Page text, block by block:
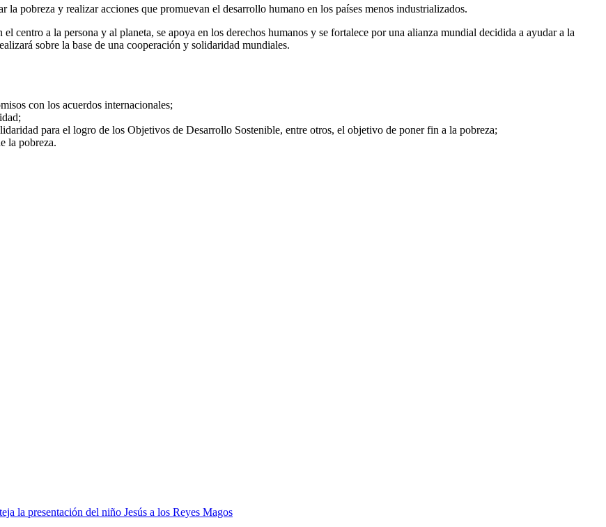
pobreza y realizar acciones que promuevan el desarrollo humano en los países menos industrializados.
centro a la persona y al planeta, se apoya en los derechos humanos y se fortalece por una alianza mundial decidida a ayudar a la
sobre la base de una cooperación y solidaridad mundiales.
con los acuerdos internacionales;
para el logro de los Objetivos de Desarrollo Sostenible, entre otros, el objetivo de poner fin a la pobreza;
la pobreza.